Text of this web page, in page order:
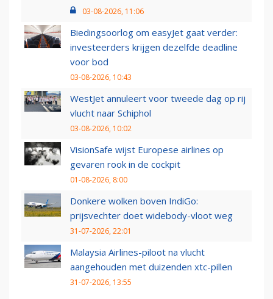
03-08-2026, 11:06
Biedingsoorlog om easyJet gaat verder:
investeerders krijgen dezelfde deadline
voor bod
03-08-2026, 10:43
WestJet annuleert voor tweede dag op rij
vlucht naar Schiphol
03-08-2026, 10:02
VisionSafe wijst Europese airlines op
gevaren rook in de cockpit
01-08-2026, 8:00
Donkere wolken boven IndiGo:
prijsvechter doet widebody-vloot weg
31-07-2026, 22:01
Malaysia Airlines-piloot na vlucht
aangehouden met duizenden xtc-pillen
31-07-2026, 13:55